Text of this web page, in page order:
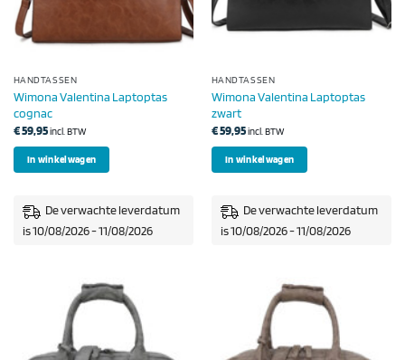
HANDTASSEN
Wimona Valentina Laptoptas
cognac
€59,95incl. BTW
In winkelwagen
De verwachte leverdatum
is 10/08/2026 - 11/08/2026
HANDTASSEN
Wimona Valentina Laptoptas
zwart
€59,95incl. BTW
In winkelwagen
De verwachte leverdatum
is 10/08/2026 - 11/08/2026